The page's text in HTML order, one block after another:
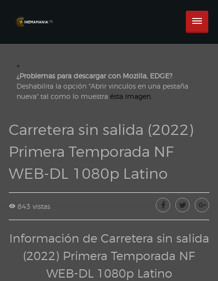
×
¿Problemas para descargar con Mozilla, EDGE?
Deshabilita la opción "Abrir vinculos en una pestaña
nueva" tal como lo muestra ésta imagen.
Carretera sin salida (2022)
Primera Temporada NF
WEB-DL 1080p Latino
843 vistas
Información de Carretera sin salida
(2022) Primera Temporada NF
WEB-DL 1080p Latino